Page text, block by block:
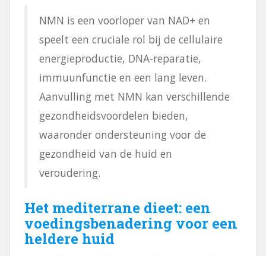
NMN is een voorloper van NAD+ en
speelt een cruciale rol bij de cellulaire
energieproductie, DNA-reparatie,
immuunfunctie en een lang leven.
Aanvulling met NMN kan verschillende
gezondheidsvoordelen bieden,
waaronder ondersteuning voor de
gezondheid van de huid en
veroudering.
Het mediterrane dieet: een
voedingsbenadering voor een
heldere huid